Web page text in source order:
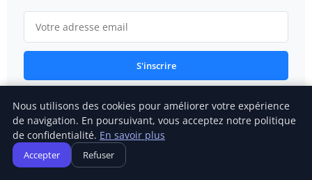
S'inscrire
Catégories
Nous utilisons des cookies pour améliorer votre expérience
de navigation. En poursuivant, vous acceptez notre politique
de confidentialité. En savoir plus
Accepter Refuser